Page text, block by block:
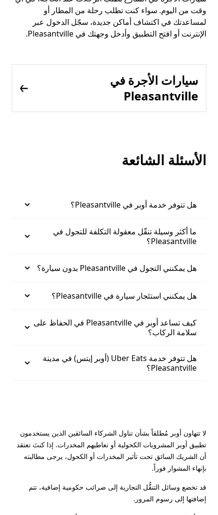
وقت من اليوم. سواء كنت تطلب رحلة من المطار أو
لمساعدتك في اكتشاف أماكن جديدة، سجّل الدخول عبر
الإنترنت أو افتح التطبيق وأدخل وجهتك في Pleasantville.
سيارات الأجرة في
Pleasantville
الأسئلة الشائعة
هل تتوفر خدمة أوبر في Pleasantville؟
ما أكثر وسيلة تنقّل معقولة التكلفة للتجول في
Pleasantville؟
هل يمكنني التجول في Pleasantville بدون سيارة؟
هل يمكنني استئجار سيارة في Pleasantville؟
كيف تساعد أوبر في Pleasantville في الحفاظ على
سلامة الركاب؟
هل تتوفر خدمة Uber Eats (أوبر إيتس) في مدينة
Pleasantville؟
لا تتهاون أوبر مُطلقاً بشأن تناول الشركاء السائقين الذين يستخدمون
تطبيق أوبر المشروبات الكحولية أو تعاطيهم المخدرات. إذا كنتَ تعتقد
أن الشريك السائق تحت تأثير المخدرات أو الكحول، يرجى مطالبته
بإنهاء المشوار فوراً.
قد تخضع وسائل التنقُّل التجارية إلى ضرائب حكومية إضافية، تتم
إضافتها إلى رسوم المرور.